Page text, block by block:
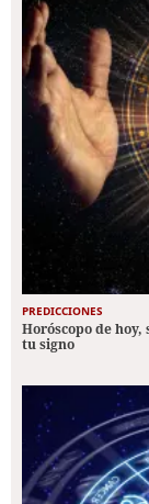
PREDICCIONES
Horóscopo de hoy,
tu signo